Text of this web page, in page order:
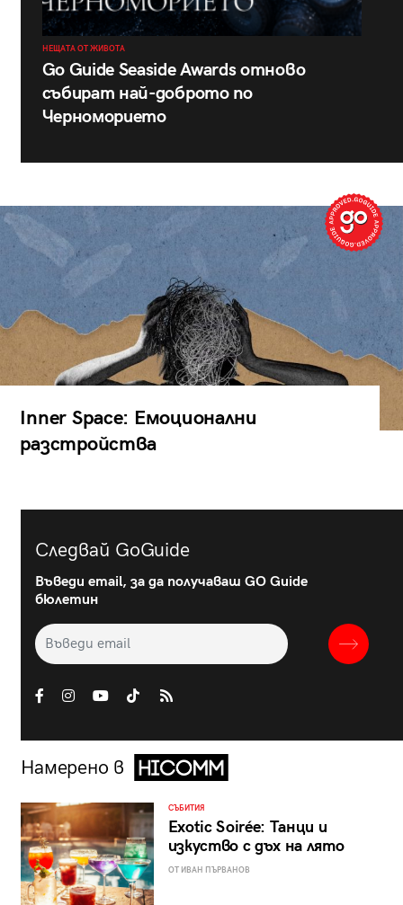
НЕЩАТА ОТ ЖИВОТА
Go Guide Seaside Awards отново
събират най-доброто по
Черноморието
Inner Space: Емоционални
разстройства
Следвай GoGuide
Въведи email, за да получаваш GO Guide
бюлетин
Намерено в
СЪБИТИЯ
Exotic Soirée: Танци и
изкуство с дъх на лято
ОТ ИВАН ПЪРВАНОВ